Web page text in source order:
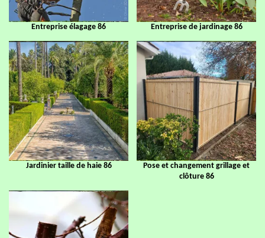
Entreprise élagage 86 Entreprise de jardinage 86
Jardinier taille de haie 86
Pose et changement grillage et
clôture 86